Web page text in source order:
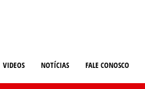
VIDEOS NOTÍCIAS FALE CONOSCO